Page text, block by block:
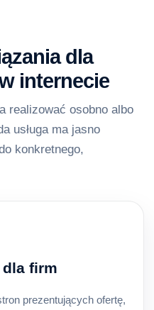
dla
internecie
realizować osobno albo
usługa ma jasno
konkretnego,
firm
prezentujących ofertę,